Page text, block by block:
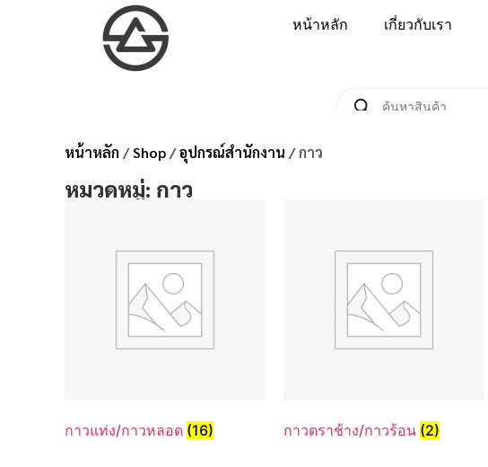
หน้าหลัก เกี่ยวกับเรา
หน้าหลัก /Shop /อุปกรณ์สำนักงาน / กาว
หมวดหมู่: กาว
กาวแท่ง/กาวหลอด (16) กาวตราช้าง/กาวร้อน (2)